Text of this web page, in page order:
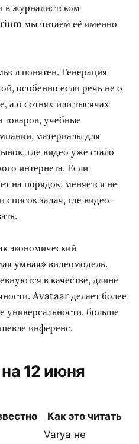
в журналистском
мы читаем её именно
понятен. Генерация
особенно если речь не о
а о сотнях или тысячах
товаров, учебные
материалы для
где видео уже стало
интернета. Если
на порядок, меняется не
список задач, где видео-
экономический
умная» видеомодель.
в качестве, длине
Avataar делает более
больше
инференс.
12 июня
Как это читать
Varya не